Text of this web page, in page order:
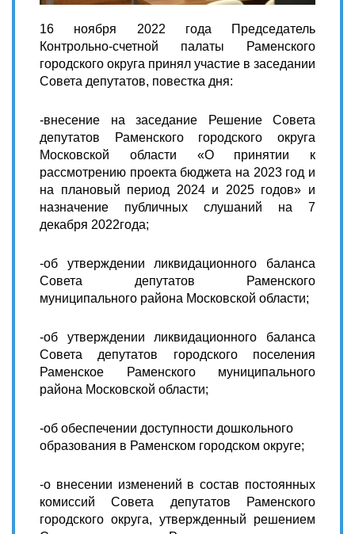
16 ноября 2022 года Председатель
Контрольно-счетной палаты Раменского
городского округа принял участие в заседании
Совета депутатов, повестка дня:
-внесение на заседание Решение Совета
депутатов Раменского городского округа
Московской области «О принятии к
рассмотрению проекта бюджета на 2023 год и
на плановый период 2024 и 2025 годов» и
назначение публичных слушаний на 7
декабря 2022года;
-об утверждении ликвидационного баланса
Совета депутатов Раменского
муниципального района Московской области;
-об утверждении ликвидационного баланса
Совета депутатов городского поселения
Раменское Раменского муниципального
района Московской области;
-об обеспечении доступности дошкольного
образования в Раменском городском округе;
-о внесении изменений в состав постоянных
комиссий Совета депутатов Раменского
городского округа, утвержденный решением